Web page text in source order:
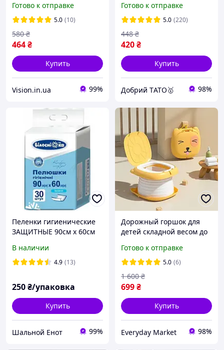
Готово к отправке
5.0 (10)
464₴
580 ₴
Купить
Vision.in.ua 99%
Готово к отправке
5.0 (220)
420₴
448 ₴
Купить
Добрий TАТО🥇 98%
Пеленки гигиенические
ЗАЩИТНЫЕ 90см х 60см
В наличии
4.9 (13)
250₴/упаковка
Купить
Шальной Енот 99%
Дорожный горшок для
детей складной весом до
Готово к отправке
5.0 (6)
699₴
1 600 ₴
Купить
Everyday Market 98%